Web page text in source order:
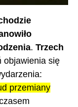
. Trzech
objawienia się
przemiany